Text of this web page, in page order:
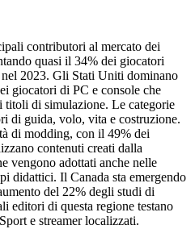
contributori al mercato dei
quasi il 34% dei giocatori
2023. Gli Stati Uniti dominano
giocatori di PC e console che
titoli di simulazione. Le categorie
di guida, volo, vita e costruzione.
di modding, con il 49% dei
contenuti creati dalla
vengono adottati anche nelle
didattici. Il Canada sta emergendo
del 22% degli studi di
editori di questa regione testano
e streamer localizzati.